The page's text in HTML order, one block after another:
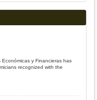
y Financieras has
recognized with the